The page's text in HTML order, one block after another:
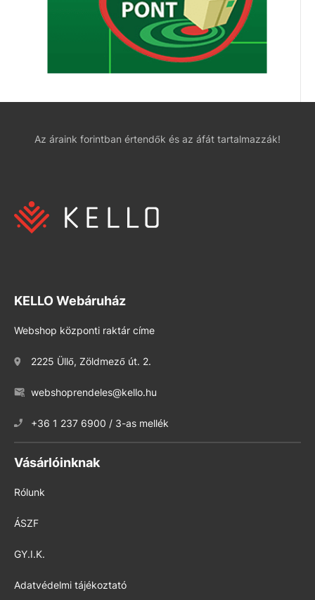
Az áraink forintban értendők és az áfát tartalmazzák!
KELLO Webáruház
Webshop központi raktár címe
2225 Üllő, Zöldmező út. 2.
webshoprendeles@kello.hu
+36 1 237 6900 / 3-as mellék
Vásárlóinknak
Rólunk
ÁSZF
GY.I.K.
Adatvédelmi tájékoztató